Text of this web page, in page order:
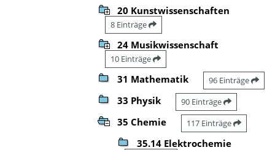
20 Kunstwissenschaften
8 Einträge
24 Musikwissenschaft
10 Einträge
31 Mathematik 96 Einträge
33 Physik 90 Einträge
35 Chemie 117 Einträge
35.14 Elektrochemie